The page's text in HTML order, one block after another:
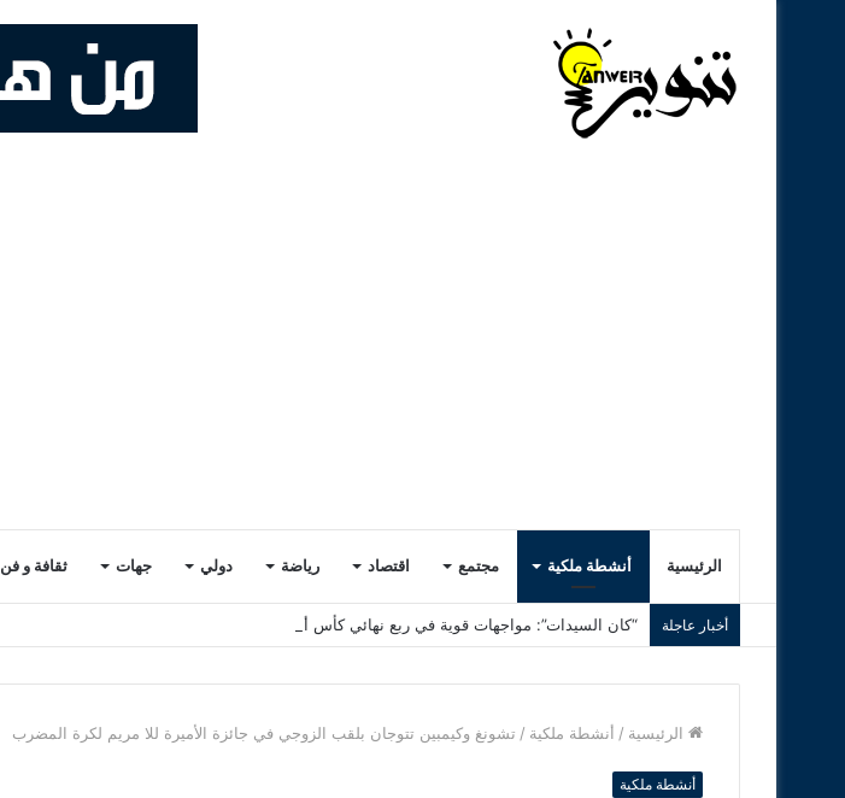
الرئيسية أنشطة ملكية مجتمع اقتصاد رياضة دولي جهات ثقافة و فن
أخبار عاجلة “كان السيدات”: مواجهات قوية في ربع نهائي كأس أمم إفريقيا بالمغرب
الرئيسية / أنشطة ملكية / تشونغ وكيمبين تتوجان بلقب الزوجي في جائزة الأميرة للا مريم لكرة المضرب
أنشطة ملكية